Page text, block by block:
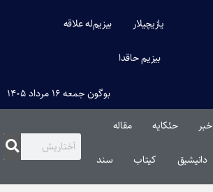
یازیچیلار بیزیم‌له علاقه
بیزیم حاقدا
بوگون جمعه ۱۶ مرداد ۱۴۰۵
خبر حئکایه مقاله‌
دانیشیق کیتاب سند